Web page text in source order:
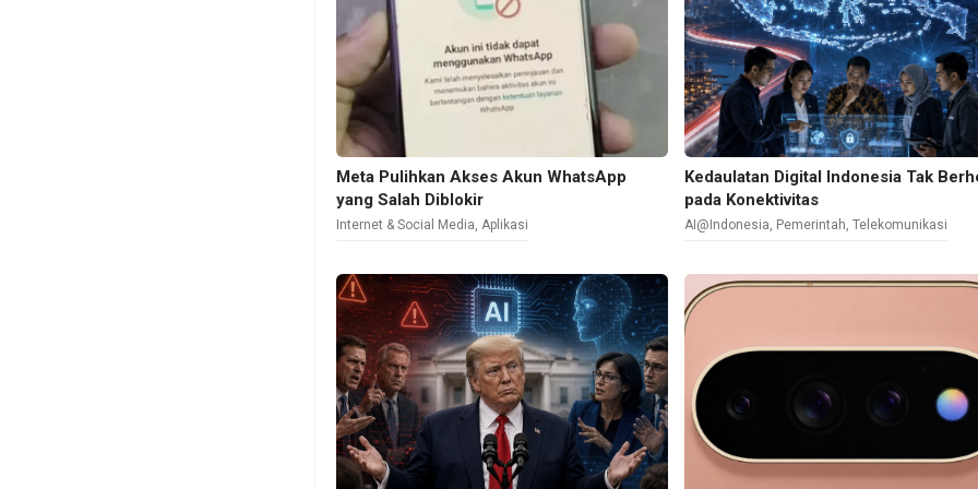
Meta Pulihkan Akses Akun WhatsApp
yang Salah Diblokir
Internet & Social Media,Aplikasi
Kedaulatan Digital Indonesia Tak
pada Konektivitas
AI@Indonesia, Pemerintah,Telekomunikasi